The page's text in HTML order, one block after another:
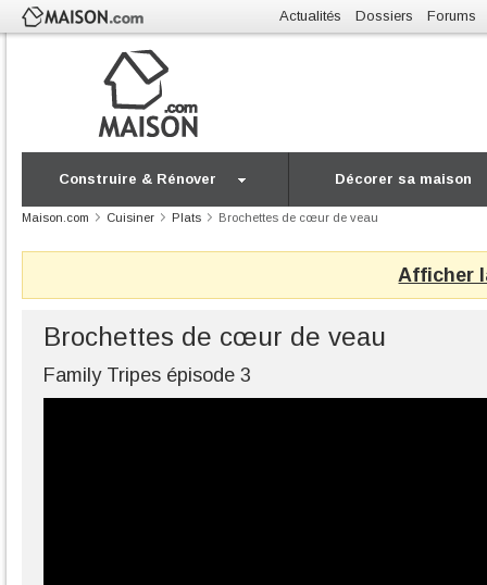
Actualités Dossiers Forums
Construire & Rénover Décorer sa maison
Maison.com Cuisiner Plats Brochettes de cœur de veau
Afficher
Brochettes de cœur de veau
Family Tripes épisode 3